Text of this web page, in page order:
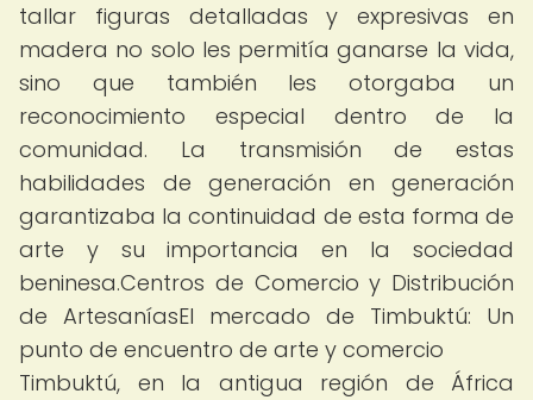
tallar figuras detalladas y expresivas en
madera no solo les permitía ganarse la vida,
sino que también les otorgaba un
reconocimiento especial dentro de la
comunidad. La transmisión de estas
habilidades de generación en generación
garantizaba la continuidad de esta forma de
arte y su importancia en la sociedad
beninesa.Centros de Comercio y Distribución
de ArtesaníasEl mercado de Timbuktú: Un
punto de encuentro de arte y comercio
Timbuktú, en la antigua región de África